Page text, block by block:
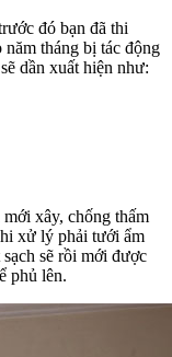
đó bạn đã thi
tháng bị tác động
dần xuất hiện như:
xây, chống thấm
xử lý phải tưới ẩm
sẽ rồi mới được
phủ lên.